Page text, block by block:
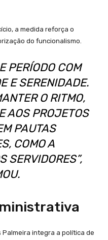
a medida reforça o
do funcionalismo.
PERÍODO COM
E SERENIDADE.
O RITMO,
AOS PROJETOS
PAUTAS
COMO A
SERVIDORES”,
integra a política de